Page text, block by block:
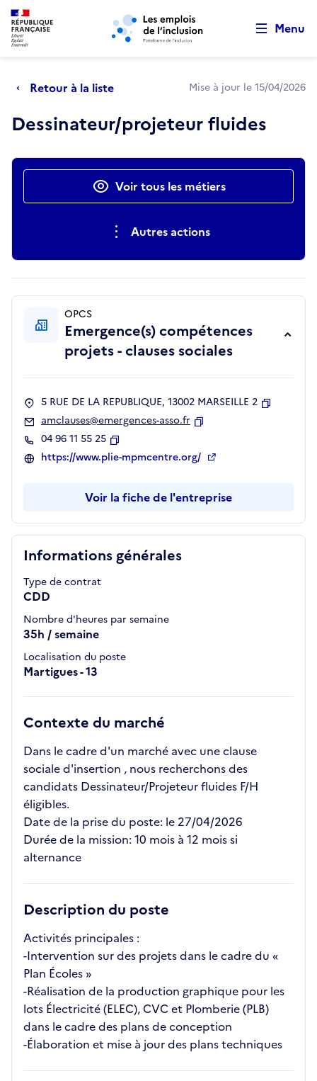
Aller au menu principal Aller au contenu principal
Menu
Retour à la liste Mise à jour le 15/04/2026
Dessinateur/projeteur fluides
Actions rapidesVoir tous les métiers
Autres actions
Informations générales
Type de contrat
CDD
Nombre d'heures par semaine
35h / semaine
Localisation du poste
Martigues - 13
Contexte du marché
Dans le cadre d'un marché avec une clause
sociale d'insertion , nous recherchons des
candidats Dessinateur/Projeteur fluides F/H
éligibles.
Date de la prise du poste: le 27/04/2026
Durée de la mission: 10 mois à 12 mois si
alternance
Description du poste
Activités principales :
-Intervention sur des projets dans le cadre du «
Plan Écoles »
-Réalisation de la production graphique pour les
lots Électricité (ELEC), CVC et Plomberie (PLB)
dans le cadre des plans de conception
-Élaboration et mise à jour des plans techniques
OPCS
Emergence(s) compétences
projets - clauses sociales
5 RUE DE LA REPUBLIQUE, 13002 MARSEILLE 2
amclauses@emergences-asso.fr
04 96 11 55 25
Copier
https://www.plie-mpmcentre.org/
Voir la fiche de l'entreprise
Retour au début de la page
Panneau de gestion des cookies